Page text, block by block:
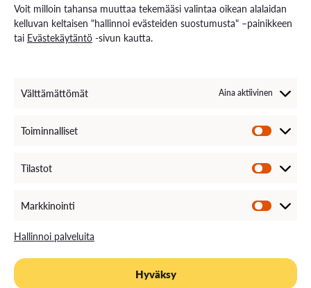
Voit milloin tahansa muuttaa tekemääsi valintaa oikean alalaidan
kelluvan keltaisen "hallinnoi evästeiden suostumusta" –painikkeen
tai Evästekäytäntö -sivun kautta.
Välttämättömät Aina aktiivinen
Toiminnalliset
Tilastot
Markkinointi
Hallinnoi palveluita
Hyväksy
Rekryä opiskelijoita
Energiaa-verkkolehti
Henkilöstöhaku
Avoimet työpaikat
VAMKin palautekanava